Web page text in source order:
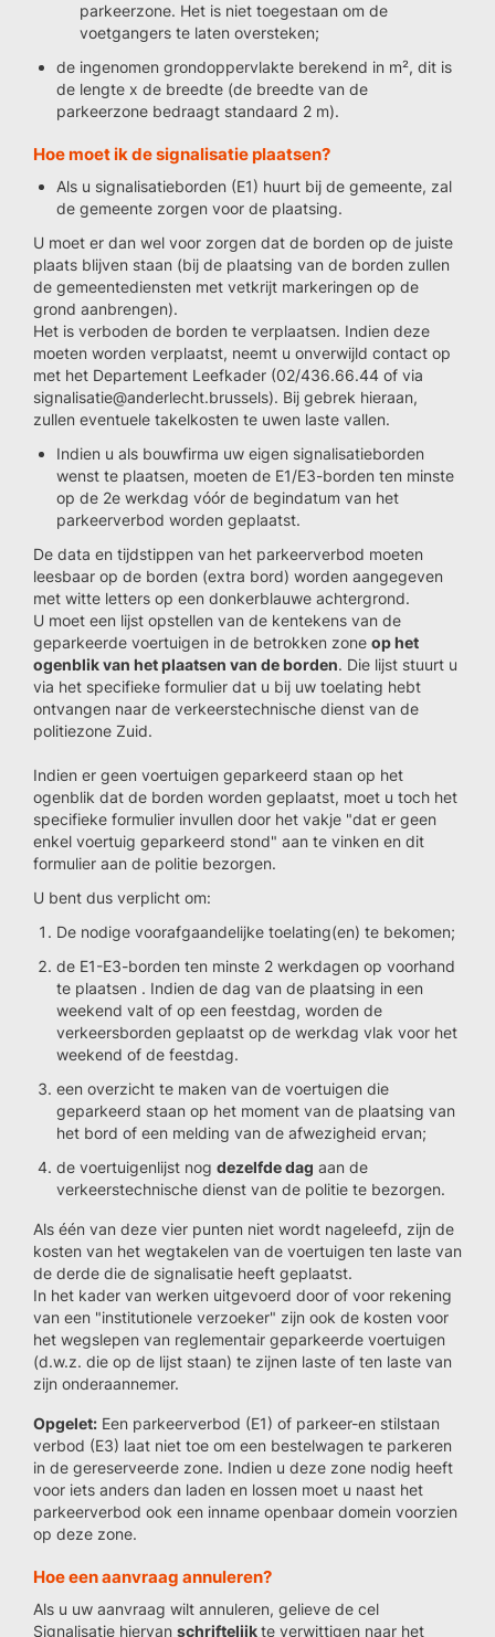
parkeerzone. Het is niet toegestaan om de
voetgangers te laten oversteken;
de ingenomen grondoppervlakte berekend in m², dit is
de lengte x de breedte (de breedte van de
parkeerzone bedraagt standaard 2 m).
Hoe moet ik de signalisatie plaatsen?
Als u signalisatieborden (E1) huurt bij de gemeente, zal
de gemeente zorgen voor de plaatsing.
U moet er dan wel voor zorgen dat de borden op de juiste
plaats blijven staan (bij de plaatsing van de borden zullen
de gemeentediensten met vetkrijt markeringen op de
grond aanbrengen).
Het is verboden de borden te verplaatsen. Indien deze
moeten worden verplaatst, neemt u onverwijld contact op
met het Departement Leefkader (02/436.66.44 of via
signalisatie@anderlecht.brussels). Bij gebrek hieraan,
zullen eventuele takelkosten te uwen laste vallen.
Indien u als bouwfirma uw eigen signalisatieborden
wenst te plaatsen, moeten de E1/E3-borden ten minste
op de 2e werkdag vóór de begindatum van het
parkeerverbod worden geplaatst.
De data en tijdstippen van het parkeerverbod moeten
leesbaar op de borden (extra bord) worden aangegeven
met witte letters op een donkerblauwe achtergrond.
U moet een lijst opstellen van de kentekens van de
geparkeerde voertuigen in de betrokken zone op het
ogenblik van het plaatsen van de borden. Die lijst stuurt u
via het specifieke formulier dat u bij uw toelating hebt
ontvangen naar de verkeerstechnische dienst van de
politiezone Zuid.
Indien er geen voertuigen geparkeerd staan op het
ogenblik dat de borden worden geplaatst, moet u toch het
specifieke formulier invullen door het vakje "dat er geen
enkel voertuig geparkeerd stond" aan te vinken en dit
formulier aan de politie bezorgen.
U bent dus verplicht om:
De nodige voorafgaandelijke toelating(en) te bekomen;
de E1-E3-borden ten minste 2 werkdagen op voorhand
te plaatsen . Indien de dag van de plaatsing in een
weekend valt of op een feestdag, worden de
verkeersborden geplaatst op de werkdag vlak voor het
weekend of de feestdag.
een overzicht te maken van de voertuigen die
geparkeerd staan op het moment van de plaatsing van
het bord of een melding van de afwezigheid ervan;
de voertuigenlijst nog dezelfde dag aan de
verkeerstechnische dienst van de politie te bezorgen.
Als één van deze vier punten niet wordt nageleefd, zijn de
kosten van het wegtakelen van de voertuigen ten laste van
de derde die de signalisatie heeft geplaatst.
In het kader van werken uitgevoerd door of voor rekening
van een "institutionele verzoeker" zijn ook de kosten voor
het wegslepen van reglementair geparkeerde voertuigen
(d.w.z. die op de lijst staan) te zijnen laste of ten laste van
zijn onderaannemer.
Opgelet: Een parkeerverbod (E1) of parkeer-en stilstaan
verbod (E3) laat niet toe om een bestelwagen te parkeren
in de gereserveerde zone. Indien u deze zone nodig heeft
voor iets anders dan laden en lossen moet u naast het
parkeerverbod ook een inname openbaar domein voorzien
op deze zone.
Hoe een aanvraag annuleren?
Als u uw aanvraag wilt annuleren, gelieve de cel
Signalisatie hiervan schriftelijkte verwittigen naar het